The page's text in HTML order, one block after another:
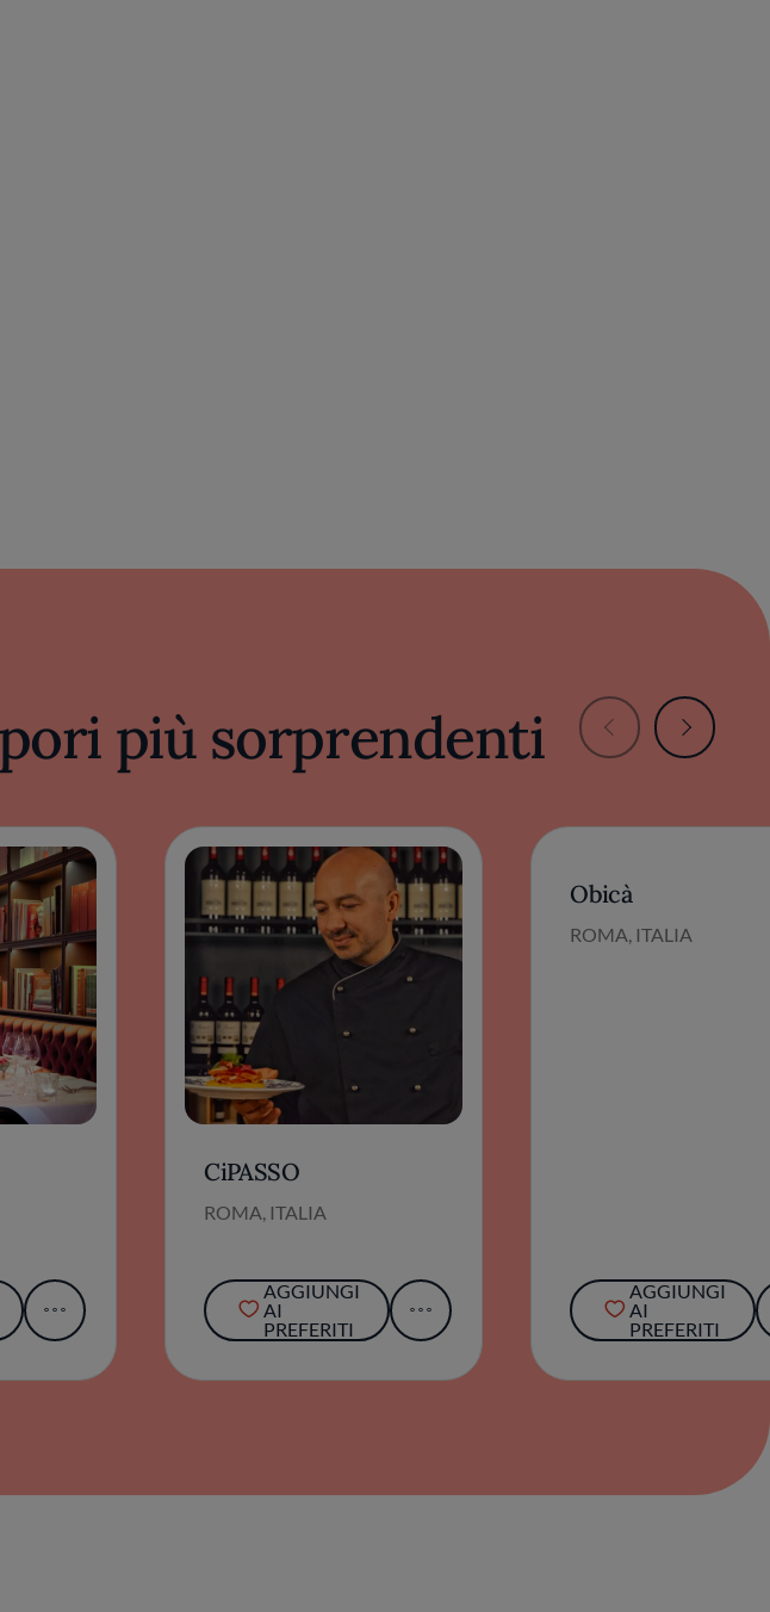
più sorprendenti
CiPASSO
ROMA, ITALIA
AGGIUNGI
AI
PREFERITI
Obicà
ROMA, ITALIA
AGGIUNGI
AI
PREFERITI